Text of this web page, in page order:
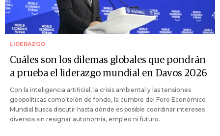
LIDERAZGO
Cuáles son los dilemas globales que pondrán
a prueba el liderazgo mundial en Davos 2026
Con la inteligencia artificial, la crisis ambiental y las tensiones
geopolíticas como telón de fondo, la cumbre del Foro Económico
Mundial busca discutir hasta dónde es posible coordinar intereses
diversos sin resignar autonomía, empleo ni futuro.